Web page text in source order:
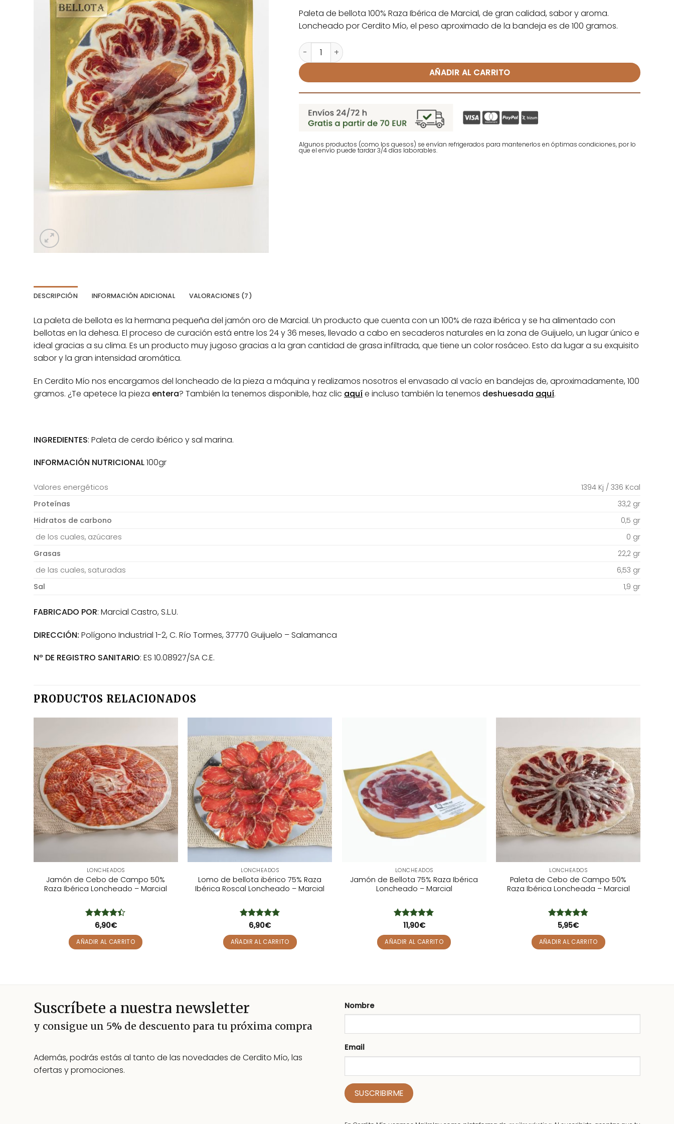
de clientes
Paleta de bellota 100% Raza Ibérica de Marcial, de gran calidad, sabor y aroma.
Loncheado por Cerdito Mío, el peso aproximado de la bandeja es de 100 gramos.
Paleta de bellota 100% Raza Ibérica Loncheada – Marcial cantidad
AÑADIR AL CARRITO
Alternative:
Algunos productos (como los quesos) se envían refrigerados para mantenerlos en óptimas condiciones, por lo
que el envío puede tardar 3/4 días laborables.
DESCRIPCIÓN INFORMACIÓN ADICIONAL VALORACIONES (7)
La paleta de bellota es la hermana pequeña del jamón oro de Marcial. Un producto que cuenta con un 100% de raza ibérica y se ha alimentado con
bellotas en la dehesa. El proceso de curación está entre los 24 y 36 meses, llevado a cabo en secaderos naturales en la zona de Guijuelo, un lugar único e
ideal gracias a su clima. Es un producto muy jugoso gracias a la gran cantidad de grasa infiltrada, que tiene un color rosáceo. Esto da lugar a su exquisito
sabor y la gran intensidad aromática.
En Cerdito Mío nos encargamos del loncheado de la pieza a máquina y realizamos nosotros el envasado al vacío en bandejas de, aproximadamente, 100
gramos. ¿Te apetece la pieza entera? También la tenemos disponible, haz clic aquíe incluso también la tenemos deshuesada aquí.
INGREDIENTES: Paleta de cerdo ibérico y sal marina.
INFORMACIÓN NUTRICIONAL100gr
Valores energéticos
1394 Kj / 336 Kcal
Proteínas
33,2 gr
Hidratos de carbono
0,5 gr
de los cuales, azúcares
0 gr
Grasas
22,2 gr
de las cuales, saturadas
6,53 gr
Sal
1,9 gr
FABRICADO POR: Marcial Castro, S.L.U.
DIRECCIÓN: Polígono Industrial 1-2, C. Río Tormes, 37770 Guijuelo – Salamanca
Nº DE REGISTRO SANITARIO: ES 10.08927/SA C.E.
PRODUCTOS RELACIONADOS
LONCHEADOS
Jamón de Cebo de Campo 50%
Raza Ibérica Loncheado – Marcial
Valorado
de 5
6,90€
AÑADIR AL CARRITO
LONCHEADOS
Lomo de bellota ibérico 75% Raza
Ibérica Roscal Loncheado – Marcial
Valorado
6,90€
AÑADIR AL CARRITO
LONCHEADOS
Jamón de Bellota 75% Raza Ibérica
Loncheado – Marcial
Valorado
11,90€
AÑADIR AL CARRITO
LONCHEADOS
Paleta de Cebo de Campo 50%
Raza Ibérica Loncheada – Marcial
Valorado
de 5
5,95€
AÑADIR AL CARRITO
Suscríbete a nuestra newsletter
y consigue un 5% de descuento para tu próxima compra
Además, podrás estás al tanto de las novedades de Cerdito Mío, las
ofertas y promociones.
Nombre
Email